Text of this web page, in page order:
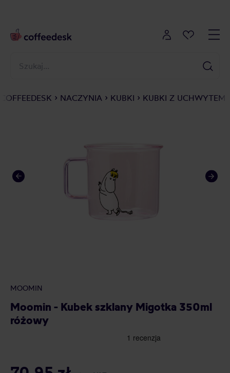
COFFEEDESK NACZYNIA KUBKI KUBKI Z UCHWYTEM
MOOMIN
Moomin - Kubek szklany Migotka 350ml
różowy